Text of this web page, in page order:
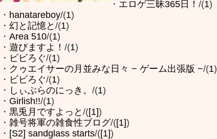
・ エロゲ三昧365日！ /(1)
・ hanatareboy/(1)
・ 幻と記憶と /(1)
・ Area 510/(1)
・ 遊びますよ！ /(1)
・ ビビろぐ/(1)
・ クゥエイサーの月並みな日々 − ゲーム出張版 −/(1)
・ ビビろぐ/(1)
・ しぃぶらのにっき。 /(1)
・ Girlish!!/(1)
・ 黒兎月ですよっと /([1])
・ 雑号将軍の雑食性ブログ/([1])
・ [S2] sandglass starts/([1])